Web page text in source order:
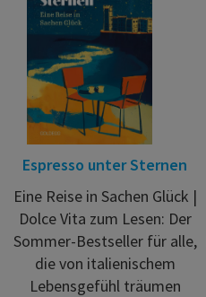
Espresso unter Sternen
Eine Reise in Sachen Glück |
Dolce Vita zum Lesen: Der
Sommer-Bestseller für alle,
die von italienischem
Lebensgefühl träumen